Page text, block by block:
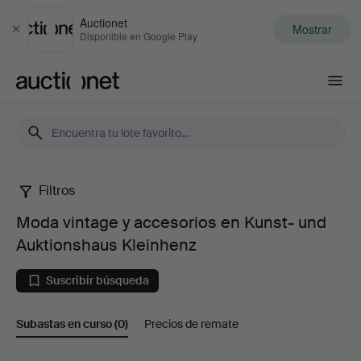
Cerrar
Auctionet
Disponible en Google Play Mostrar
Moda
vintage
accesorios
Filtros
Moda vintage y accesorios en Kunst- und
Auktionshaus Kleinhenz
Suscribir búsqueda
Subastas en curso(0) Precios de remate